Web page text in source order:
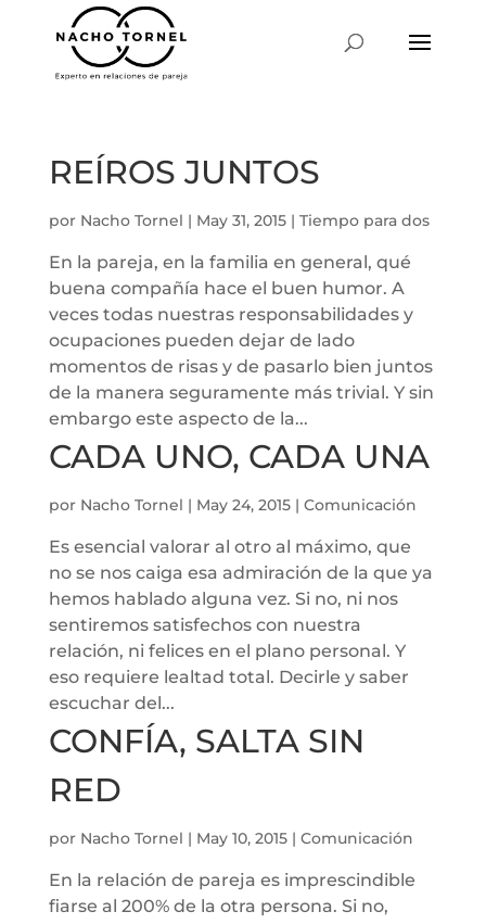
REÍROS JUNTOS
por Nacho Tornel | May 31, 2015| Tiempo para dos
En la pareja, en la familia en general, qué
buena compañía hace el buen humor. A
veces todas nuestras responsabilidades y
ocupaciones pueden dejar de lado
momentos de risas y de pasarlo bien juntos
de la manera seguramente más trivial. Y sin
embargo este aspecto de la...
CADA UNO, CADA UNA
por Nacho Tornel | May 24, 2015| Comunicación
Es esencial valorar al otro al máximo, que
no se nos caiga esa admiración de la que ya
hemos hablado alguna vez. Si no, ni nos
sentiremos satisfechos con nuestra
relación, ni felices en el plano personal. Y
eso requiere lealtad total. Decirle y saber
escuchar del...
CONFÍA, SALTA SIN
RED
por Nacho Tornel | May 10, 2015| Comunicación
En la relación de pareja es imprescindible
fiarse al 200% de la otra persona. Si no,